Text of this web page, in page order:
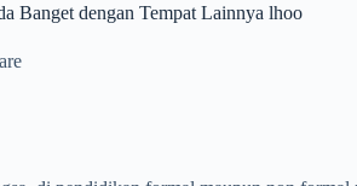
Banget dengan Tempat Lainnya lhoo